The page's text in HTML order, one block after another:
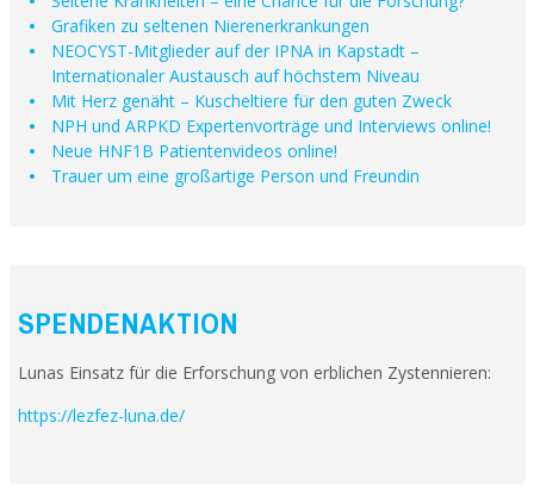
Grafiken zu seltenen Nierenerkrankungen
NEOCYST-Mitglieder auf der IPNA in Kapstadt –
Internationaler Austausch auf höchstem Niveau
Mit Herz genäht – Kuscheltiere für den guten Zweck
NPH und ARPKD Expertenvorträge und Interviews online!
Neue HNF1B Patientenvideos online!
Trauer um eine großartige Person und Freundin
SPENDENAKTION
Lunas Einsatz für die Erforschung von erblichen Zystennieren:
https://lezfez-luna.de/